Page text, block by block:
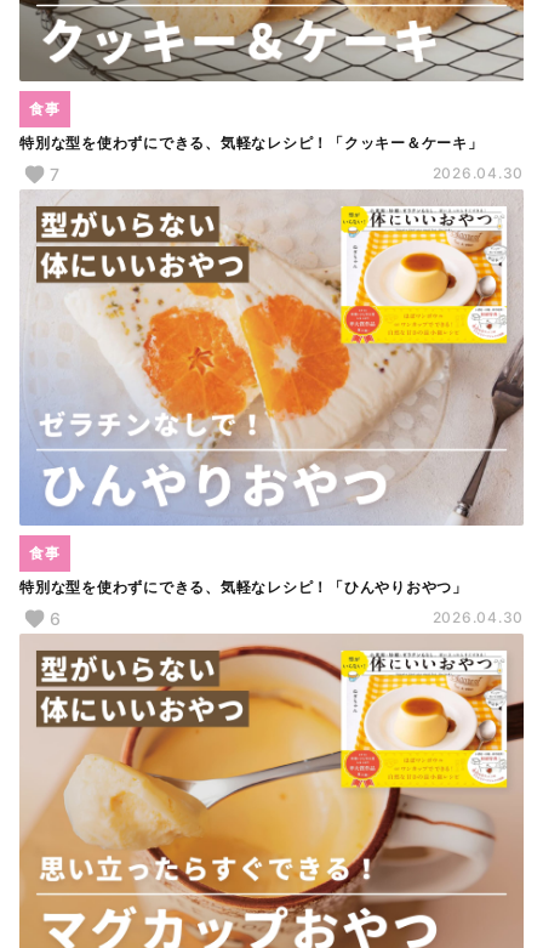
特別な型を使わずにできる、気軽なレシピ！「クッキー＆ケーキ」
食事
7 2026.04.30
特別な型を使わずにできる、気軽なレシピ！「ひんやりおやつ」
食事
6 2026.04.30